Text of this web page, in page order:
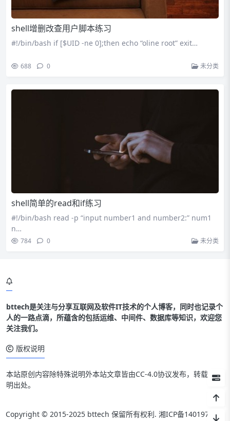
shell增删改查用户脚本练习
#!/bin/bash if [$UID -ne 0];then echo “oline root” exit…
688 0 未分类
shell简单的read和if练习
#!/bin/bash read -p “input number1 and number2:” num1
n…
784 0 未分类
bttech是关注与分享互联网及软件IT技术的个人博客，同时也记录个
人的一路点滴，所蕴含的包括运维、中间件、数据库等知识，欢迎您
关注我们。
版权说明
本站原创内容除特殊说明外本站文章皆由CC-4.0协议发布，转载请注
明出处。
Copyright © 2015-2025 bttech 保留所有权利. 湘ICP备14019712号